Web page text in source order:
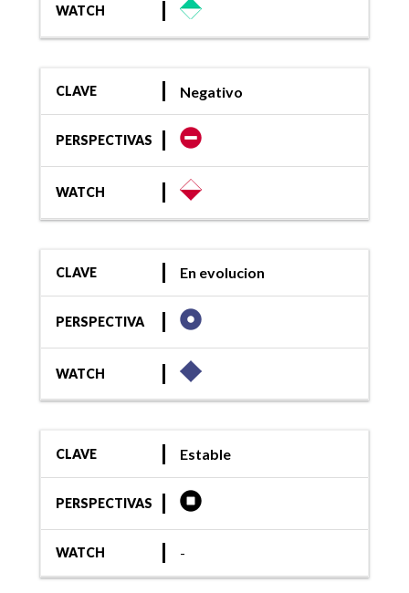
WATCH
CLAVE Negativo
PERSPECTIVAS
WATCH
CLAVE En evolucion
PERSPECTIVA
WATCH
CLAVE Estable
PERSPECTIVAS
WATCH -